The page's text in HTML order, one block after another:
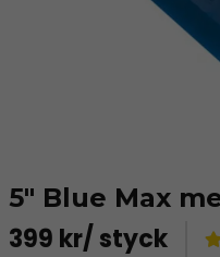
5" Blue Max
399 kr/ styck